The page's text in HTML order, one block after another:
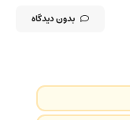
بدون دیدگاه